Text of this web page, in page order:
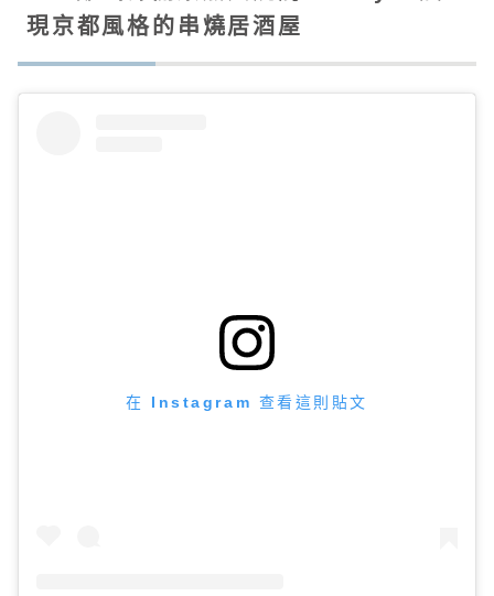
現京都風格的串燒居酒屋
在 Instagram 查看這則貼文